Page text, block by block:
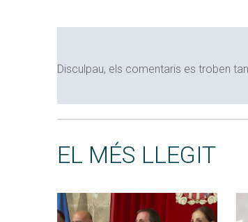
Disculpau, els comentaris es troben
EL MÉS LLEGIT